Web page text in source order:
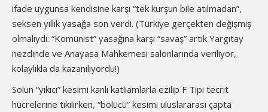
ifade uygunsa kendisine karşı “tek kurşun bile atılmadan”,
seksen yıllık yasağa son verdi. (Türkiye gerçekten değişmiş
olmalıydı: “Komünist” yasağına karşı “savaş” artık Yargıtay
nezdinde ve Anayasa Mahkemesi salonlarında veriliyor,
kolaylıkla da kazanılıyordu!)
Solun “yıkıcı” kesimi kanlı katliamlarla ezilip F Tipi tecrit
hücrelerine tıkılırken, “bölücü” kesimi uluslararası çapta